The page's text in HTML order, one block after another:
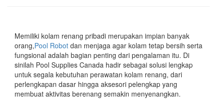
Memiliki kolam renang pribadi merupakan impian banyak
orang,Pool Robot dan menjaga agar kolam tetap bersih serta
fungsional adalah bagian penting dari pengalaman itu. Di
sinilah Pool Supplies Canada hadir sebagai solusi lengkap
untuk segala kebutuhan perawatan kolam renang, dari
perlengkapan dasar hingga aksesori pelengkap yang
membuat aktivitas berenang semakin menyenangkan.